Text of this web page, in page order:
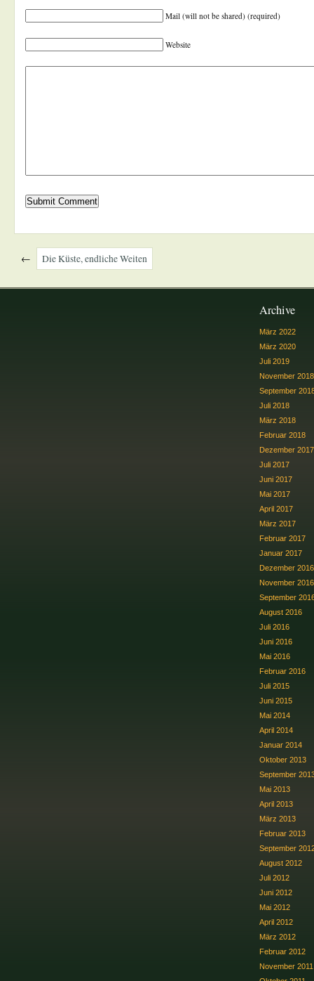
Mail (will not be shared) (required)
Website
← Die Küste, endliche Weiten
Archive
März 2022
März 2020
Juli 2019
November 2018
September
Juli 2018
März 2018
Februar 2018
Dezember 2017
Juli 2017
Juni 2017
Mai 2017
April 2017
März 2017
Februar 2017
Januar 2017
Dezember 2016
November 2016
September
August 2016
Juli 2016
Juni 2016
Mai 2016
Februar 2016
Juli 2015
Juni 2015
Mai 2014
April 2014
Januar 2014
Oktober 2013
September
Mai 2013
April 2013
März 2013
Februar 2013
September
August 2012
Juli 2012
Juni 2012
Mai 2012
April 2012
März 2012
Februar 2012
November 2011